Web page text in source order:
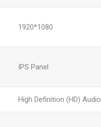
1920*1080
IPS Panel
High Definition (HD) Audio